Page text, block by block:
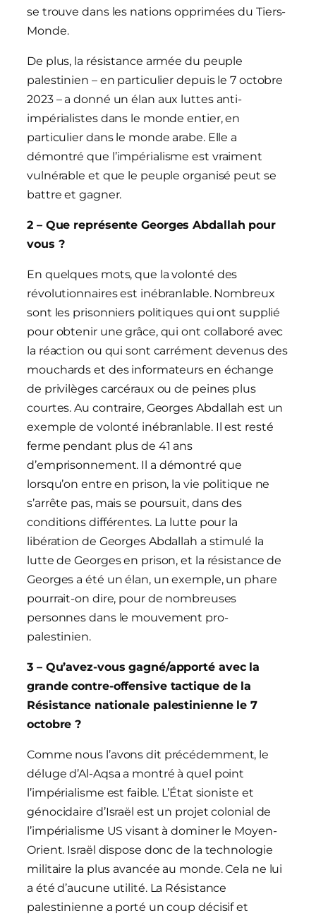
se trouve dans les nations opprimées du Tiers-
Monde.
De plus, la résistance armée du peuple
palestinien – en particulier depuis le 7 octobre
2023 – a donné un élan aux luttes anti-
impérialistes dans le monde entier, en
particulier dans le monde arabe. Elle a
démontré que l’impérialisme est vraiment
vulnérable et que le peuple organisé peut se
battre et gagner.
2 – Que représente Georges Abdallah pour
vous ?
En quelques mots, que la volonté des
révolutionnaires est inébranlable. Nombreux
sont les prisonniers politiques qui ont supplié
pour obtenir une grâce, qui ont collaboré avec
la réaction ou qui sont carrément devenus des
mouchards et des informateurs en échange
de privilèges carcéraux ou de peines plus
courtes. Au contraire, Georges Abdallah est un
exemple de volonté inébranlable. Il est resté
ferme pendant plus de 41 ans
d’emprisonnement. Il a démontré que
lorsqu’on entre en prison, la vie politique ne
s’arrête pas, mais se poursuit, dans des
conditions différentes. La lutte pour la
libération de Georges Abdallah a stimulé la
lutte de Georges en prison, et la résistance de
Georges a été un élan, un exemple, un phare
pourrait-on dire, pour de nombreuses
personnes dans le mouvement pro-
palestinien.
3 – Qu’avez-vous gagné/apporté avec la
grande contre-offensive tactique de la
Résistance nationale palestinienne le 7
octobre ?
Comme nous l’avons dit précédemment, le
déluge d’Al-Aqsa a montré à quel point
l’impérialisme est faible. L’État sioniste et
génocidaire d’Israël est un projet colonial de
l’impérialisme US visant à dominer le Moyen-
Orient. Israël dispose donc de la technologie
militaire la plus avancée au monde. Cela ne lui
a été d’aucune utilité. La Résistance
palestinienne a porté un coup décisif et